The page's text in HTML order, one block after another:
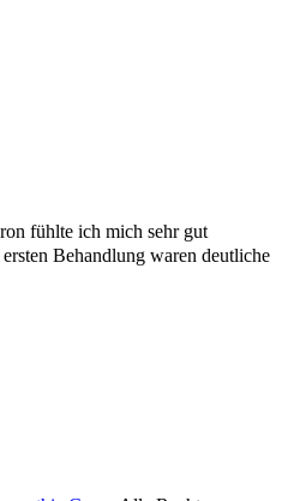
fühlte ich mich sehr gut
Behandlung waren deutliche